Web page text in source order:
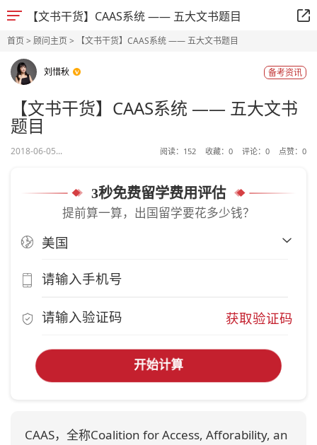
【文书干货】CAAS系统 —— 五大文书题目
首页> 顾问主页> 【文书干货】CAAS系统 —— 五大文书题目
刘惜秋 备考资讯
【文书干货】CAAS系统 —— 五大文书
题目
2018-06-05... 阅读： 152 收藏： 0 评论： 0 点赞： 0
3秒免费留学费用评估
提前算一算，出国留学要花多少钱？
获取验证码
开始计算
CAAS，全称Coalition for Access, Afforability, an